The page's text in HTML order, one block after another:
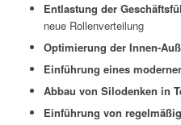
Entlastung der
neue Rollenverteilung
Optimierung der Innen-
Einführung eines
Abbau von Silodenken in
Einführung von